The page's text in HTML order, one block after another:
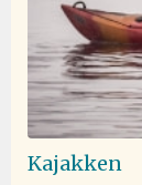
Kajakken